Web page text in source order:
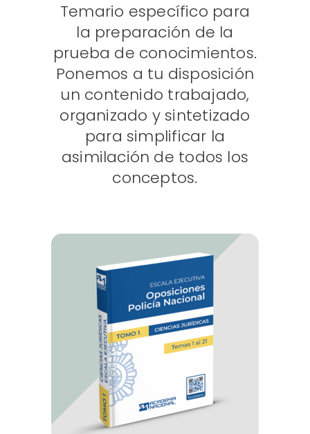
Temario específico para
la preparación de la
prueba de conocimientos.
Ponemos a tu disposición
un contenido trabajado,
organizado y sintetizado
para simplificar la
asimilación de todos los
conceptos.